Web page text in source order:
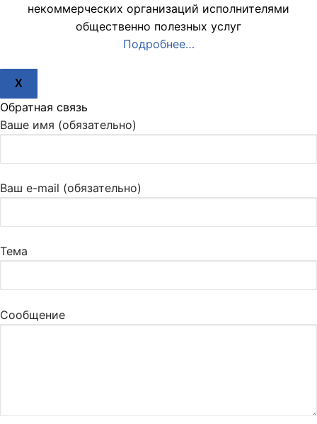
некоммерческих организаций исполнителями
общественно полезных услуг
Подробнее…
X
Обратная связь
Ваше имя (обязательно)
Ваш e-mail (обязательно)
Тема
Сообщение